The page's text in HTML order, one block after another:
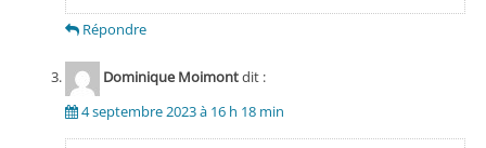
Répondre
Dominique Moimontdit :
4 septembre 2023 à 16 h 18 min